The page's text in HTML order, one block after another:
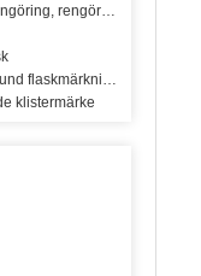
rengöringsmedel,
flaskmärkningsmaskin
klistermärke